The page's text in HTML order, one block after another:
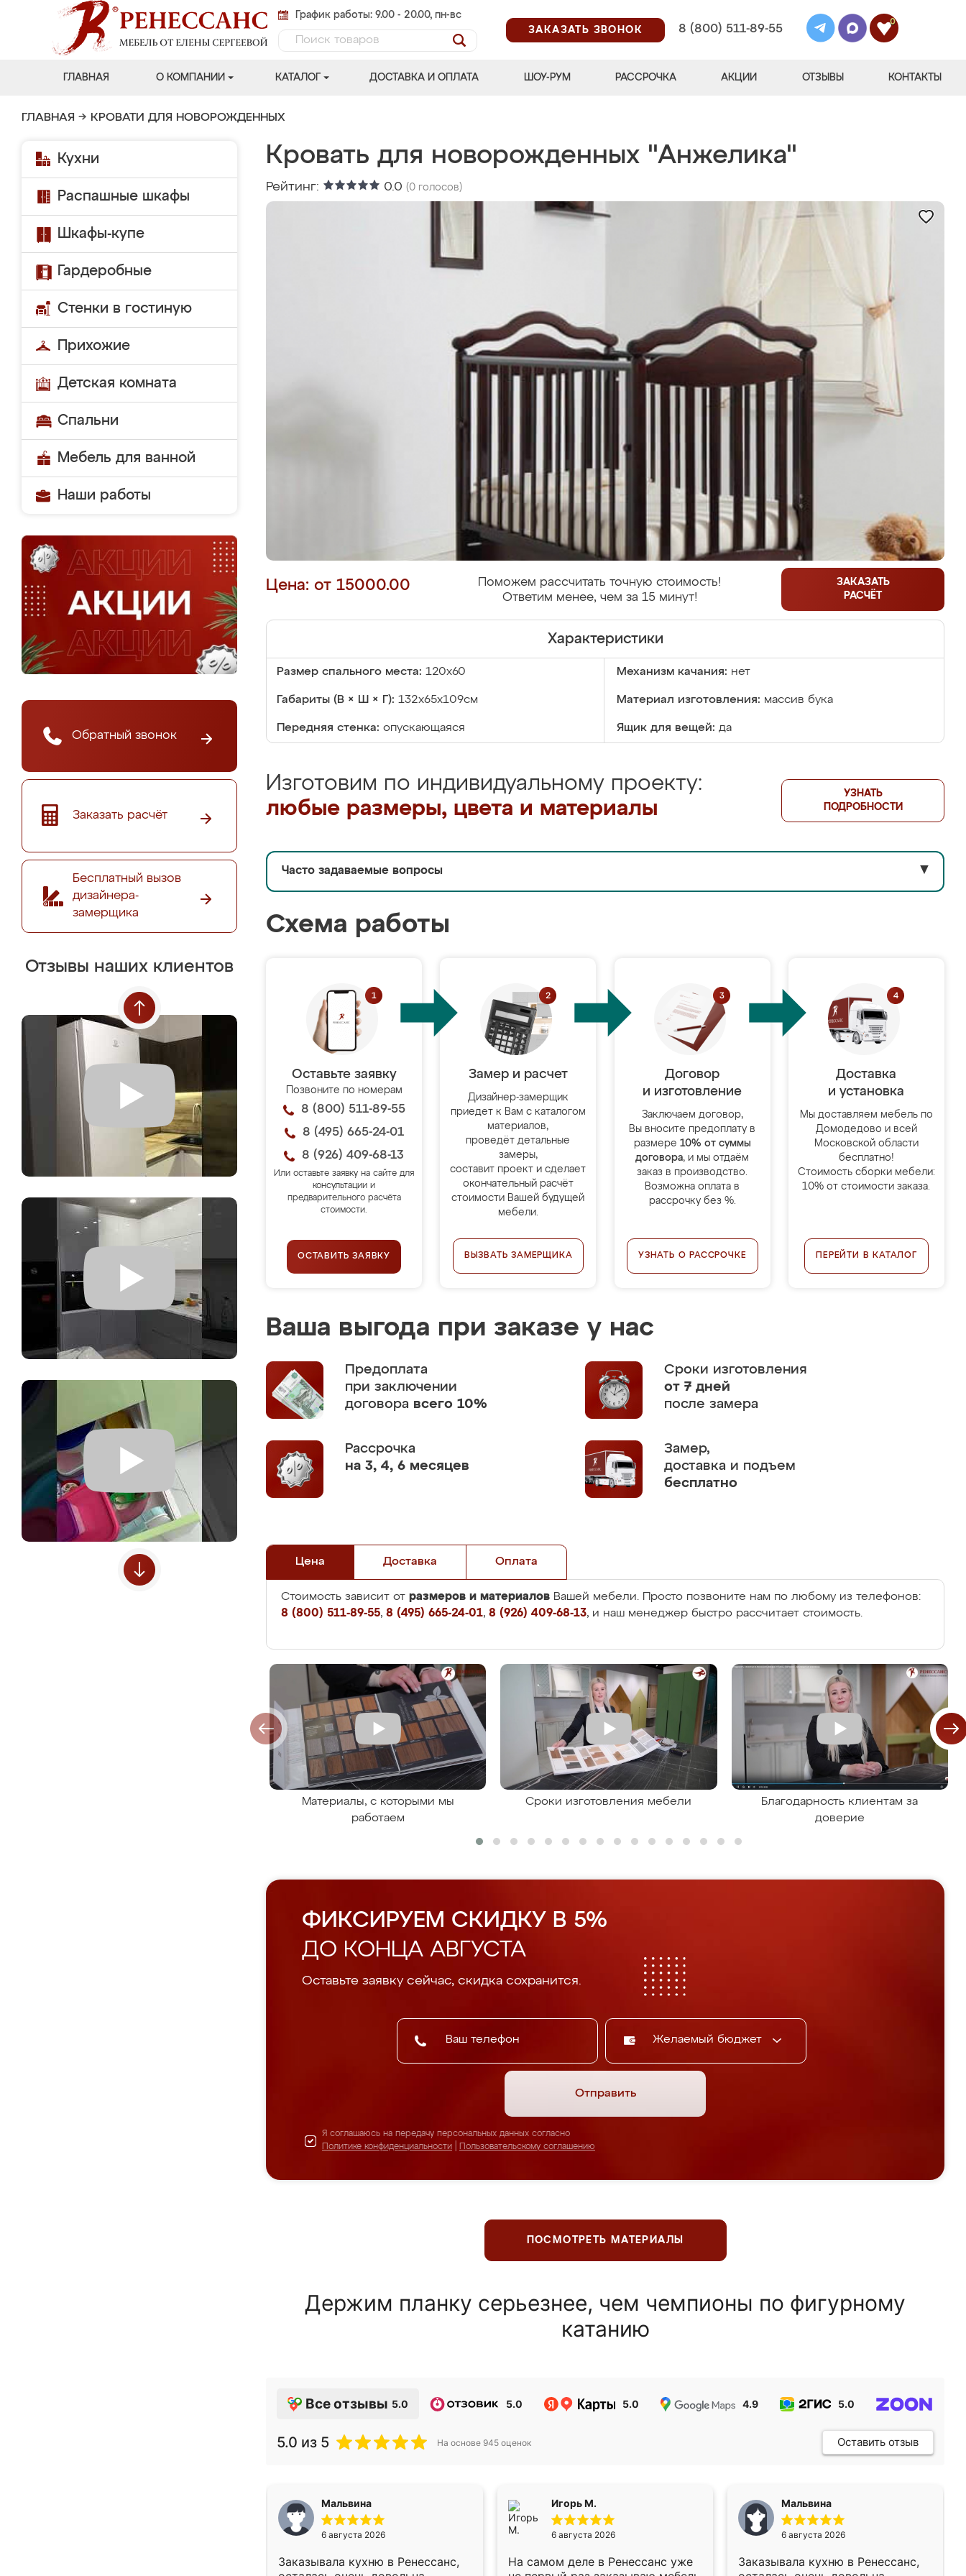
График работы: 9.00 - 20.00, пн-вс
ЗАКАЗАТЬ ЗВОНОК
8 (800) 511-89-55
0
ГЛАВНАЯ О КОМПАНИИ КАТАЛОГ ДОСТАВКА И ОПЛАТА ШОУ-РУМ РАССРОЧКА АКЦИИ ОТЗЫВЫ КОНТАКТЫ
ГЛАВНАЯ → КРОВАТИ ДЛЯ НОВОРОЖДЕННЫХ
Кухни
Распашные шкафы
Шкафы-купе
Гардеробные
Стенки в гостиную
Прихожие
Детская комната
Спальни
Мебель для ванной
Наши работы
Обратный звонок
Заказать расчёт
Бесплатный вызов
дизайнера-
замерщика
Отзывы наших клиентов
Кровать для новорожденных "Анжелика"
Рейтинг: 0.0 (0 голосов)
Цена: от 15000.00
Поможем рассчитать точную стоимость!
Ответим менее, чем за 15 минут!
ЗАКАЗАТЬ
РАСЧЁТ
Характеристики
Размер спального места: 120x60 Механизм качания: нет
Габариты (В × Ш × Г): 132х65х109см Материал изготовления: массив бука
Передняя стенка: опускающаяся Ящик для вещей: да
Изготовим по индивидуальному проекту:
любые размеры, цвета и материалы
УЗНАТЬ
ПОДРОБНОСТИ
Часто задаваемые вопросы ▼
Схема работы
Оставьте заявку
Позвоните по номерам
8 (800) 511-89-55
8 (495) 665-24-01
8 (926) 409-68-13
Или оставьте заявку на сайте для
консультации и
предварительного расчёта
стоимости.
ОСТАВИТЬ ЗАЯВКУ
Замер и расчет
Дизайнер-замерщик
приедет к Вам с каталогом
материалов,
проведёт детальные
замеры,
составит проект и сделает
окончательный расчёт
стоимости Вашей будущей
мебели.
ВЫЗВАТЬ ЗАМЕРЩИКА
Договор
и изготовление
Заключаем договор,
Вы вносите предоплату в
размере 10% от суммы
договора, и мы отдаём
заказ в производство.
Возможна оплата в
рассрочку без %.
УЗНАТЬ О РАССРОЧКЕ
Доставка
и установка
Мы доставляем мебель по
Домодедово и всей
Московской области
бесплатно!
Стоимость сборки мебели:
10% от стоимости заказа.
ПЕРЕЙТИ В КАТАЛОГ
Ваша выгода при заказе у нас
Предоплата
при заключении
договора всего 10%
Сроки изготовления
от 7 дней
после замера
Рассрочка
на 3, 4, 6 месяцев
Замер,
доставка и подъем
бесплатно
Цена Доставка Оплата
Стоимость зависит от размеров и материалов Вашей мебели. Просто позвоните нам по любому из телефонов:
8 (800) 511-89-55, 8 (495) 665-24-01, 8 (926) 409-68-13, и наш менеджер быстро рассчитает стоимость.
Материалы, с которыми мы
работаем
Сроки изготовления мебели
Благодарность клиентам за
доверие
ФИКСИРУЕМ СКИДКУ В 5%
ДО КОНЦА АВГУСТА
Оставьте заявку сейчас, скидка сохранится.
Желаемый бюджет
Отправить
Я соглашаюсь на передачу персональных данных согласно
Политике конфиденциальности
Пользовательскому соглашению
ПОСМОТРЕТЬ МАТЕРИАЛЫ
Держим планку серьезнее, чем чемпионы по фигурному
катанию
Все отзывы 5.0 5.0 5.0 4.9 5.0
5.0 из 5 На основе 945 оценок Оставить отзыв
Мальвина
6 августа 2026
Заказывала кухню в Ренессанс,
Игорь М.
6 августа 2026
На самом деле в Ренессанс уже
Мальвина
6 августа 2026
Заказывала кухню в Ренессанс,